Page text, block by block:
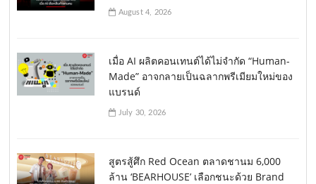
August 4, 2026
เมื่อ AI ผลิตคอนเทนต์ได้ไม่จำกัด “Human-
Made” อาจกลายเป็นฉลากพรีเมียมใหม่ของ
แบรนด์
July 30, 2026
สูตรสู้ศึก Red Ocean ตลาดชานม 6,000
ล้าน ‘BEARHOUSE’ เลือกชนะด้วย Brand